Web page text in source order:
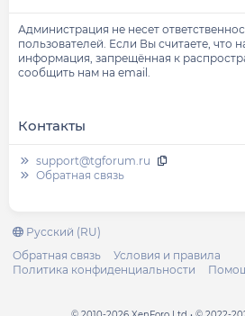
Администрация не несет
пользователей. Если Вы считаете, что
информация, запрещённая к
сообщить нам на email.
Контакты
support@tgforum.ru
Обратная связь
Русский (RU)
Обратная связь
Условия и правила
Политика конфиденциальности